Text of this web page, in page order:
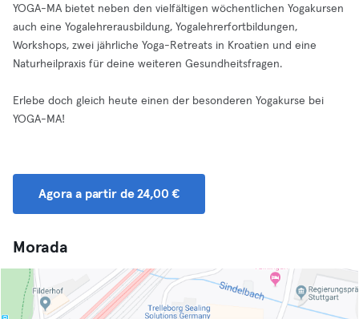
YOGA-MA bietet neben den vielfältigen wöchentlichen Yogakursen
auch eine Yogalehrerausbildung, Yogalehrerfortbildungen,
Workshops, zwei jährliche Yoga-Retreats in Kroatien und eine
Naturheilpraxis für deine weiteren Gesundheitsfragen.
Erlebe doch gleich heute einen der besonderen Yogakurse bei
YOGA-MA!
Agora a partir de 24,00 €
Morada